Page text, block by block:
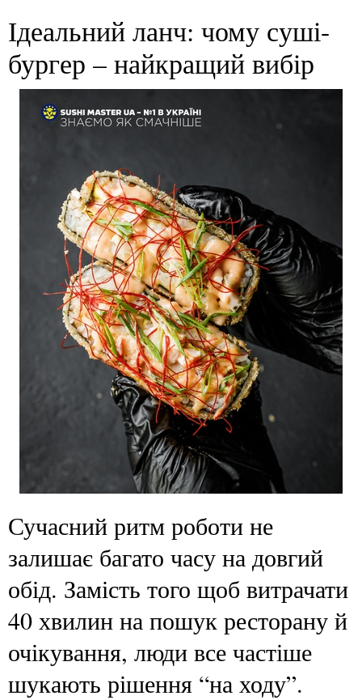
Ідеальний ланч: чому суші-
бургер – найкращий вибір
Сучасний ритм роботи не
залишає багато часу на довгий
обід. Замість того щоб витрачати
40 хвилин на пошук ресторану й
очікування, люди все частіше
шукають рішення “на ходу”.